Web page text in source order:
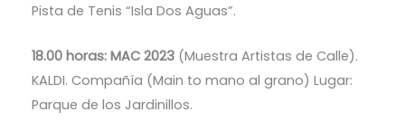
Pista de Tenis “Isla Dos Aguas”.
18.00 horas: MAC 2023(Muestra Artistas de Calle).
KALDI. Compañía (Main to mano al grano) Lugar:
Parque de los Jardinillos.